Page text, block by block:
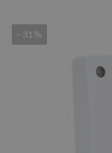
- 31%